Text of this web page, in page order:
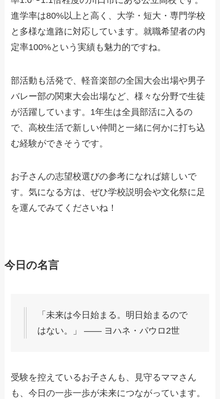
進学率は80%以上と高く、大学・短大・専門学校
と多様な進路に対応しています。就職希望者の内
定率100%という実績も魅力的ですね。
部活動も活発で、軽音楽部の全国大会出場や男子
バレー部の関東大会出場など、様々な分野で生徒
が活躍しています。1年生は全員部活に入るの
で、高校生活で新しい仲間と一緒に何かに打ち込
む経験ができそうです。
お子さんの志望校選びの参考になれば嬉しいで
す。気になる方は、ぜひ学校説明会や文化祭に足
を運んでみてくださいね！
今日の名言
「未来は今日始まる。明日始まるので
はない。」 ―― ヨハネ・パウロ2世
受験を控えているお子さんも、見守るママさん
も、今日の一歩一歩が未来につながっています。